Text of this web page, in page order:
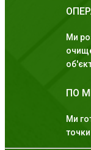
Ми
ПО
Ми